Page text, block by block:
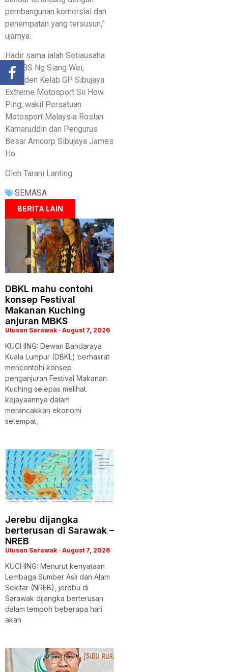
pembangunan komersial dan
penempatan yang tersusun,”
ujarnya.
Hadir sama ialah Setiausaha
MDLBS Ng Siang Wei,
Presiden Kelab GP Sibujaya
Extreme Motosport Sii How
Ping, wakil Persatuan
Motosport Malaysia Roslan
Kamaruddin dan Pengurus
Besar Amcorp Sibujaya James
Ho.
Oleh Tarani Lanting
SEMASA
BERITA LAIN
DBKL mahu contohi
konsep Festival
Makanan Kuching
anjuran MBKS
Utusan Sarawak August 7, 2026
KUCHING: Dewan Bandaraya
Kuala Lumpur (DBKL) berhasrat
mencontohi konsep
penganjuran Festival Makanan
Kuching selepas melihat
kejayaannya dalam
merancakkan ekonomi
setempat,
Jerebu dijangka
berterusan di Sarawak –
NREB
Utusan Sarawak August 7, 2026
KUCHING: Menurut kenyataan
Lembaga Sumber Asli dan Alam
Sekitar (NREB), jerebu di
Sarawak dijangka berterusan
dalam tempoh beberapa hari
akan